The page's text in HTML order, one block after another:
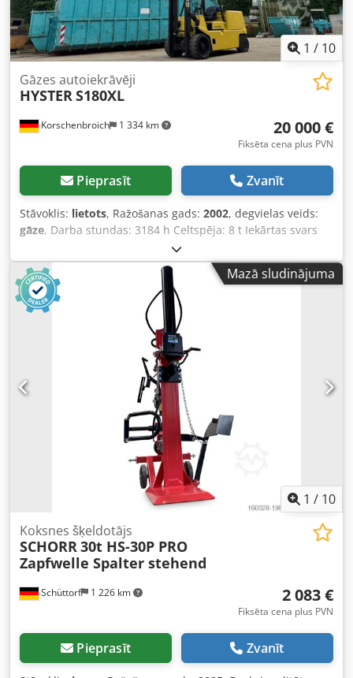
1 / 10
Korschenbroich 1 334 km
Gāzes autoiekrāvēji
HYSTERS180XL
20 000 €
Fiksēta cena plus PVN
Pieprasīt Zvanīt
Stāvoklis: lietots, Ražošanas gads: 2002, degvielas veids:
gāze, Darba stundas: 3184 h Celtspēja: 8 t Iekārtas svars
aptuveni 13 400 kg Dkjdpswx R T Eofx Ap Ijr Hyster S180XL
ar Quattro mastu (gāze) Celtspējas augstums: 8600 mm /
Konstrukcijas augstums: 3200 mm / Brīvais pacēlums: 2150
mm Pamata celtspēja: 8 t – slodzes smaguma centrs 900
mm Quattro masts = 7 000 kg – slodzes centrs 600 mm
Atlikušā celtspēja: 4 000 kg pie maksimālā pacelšanas
Mazā sludinājuma
1 / 10
Schüttorf 1 226 km
Koksnes šķeldotājs
SCHORR 30t HS-30P PRO
Zapfwelle Spalter stehend
2 083 €
Fiksēta cena plus PVN
Pieprasīt Zvanīt